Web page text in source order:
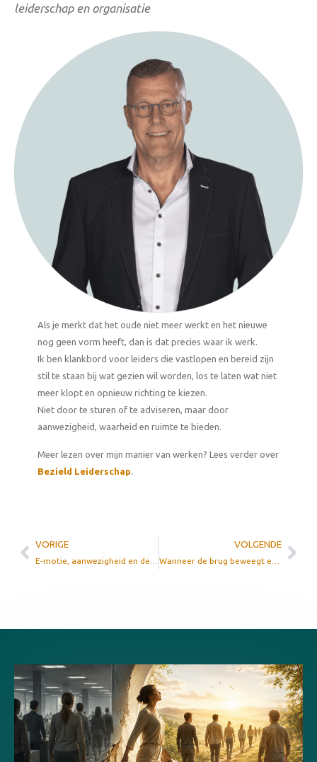
leiderschap en organisatie
Als je merkt dat het oude niet meer werkt en het nieuwe
nog geen vorm heeft, dan is dat precies waar ik werk.
Ik ben klankbord voor leiders die vastlopen en bereid zijn
stil te staan bij wat gezien wil worden, los te laten wat niet
meer klopt en opnieuw richting te kiezen.
Niet door te sturen of te adviseren, maar door
aanwezigheid, waarheid en ruimte te bieden.
Meer lezen over mijn manier van werken? Lees verder over
Bezield Leiderschap
VORIGE VOLGENDE